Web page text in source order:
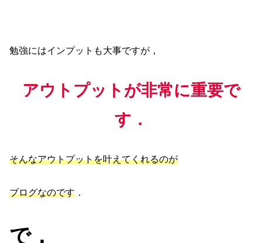
勉強にはインプットも大事ですが，
アウトプットが非常に重要で
す．
そんなアウトプットを叶えてくれるのが
ブログなのです ．
で，